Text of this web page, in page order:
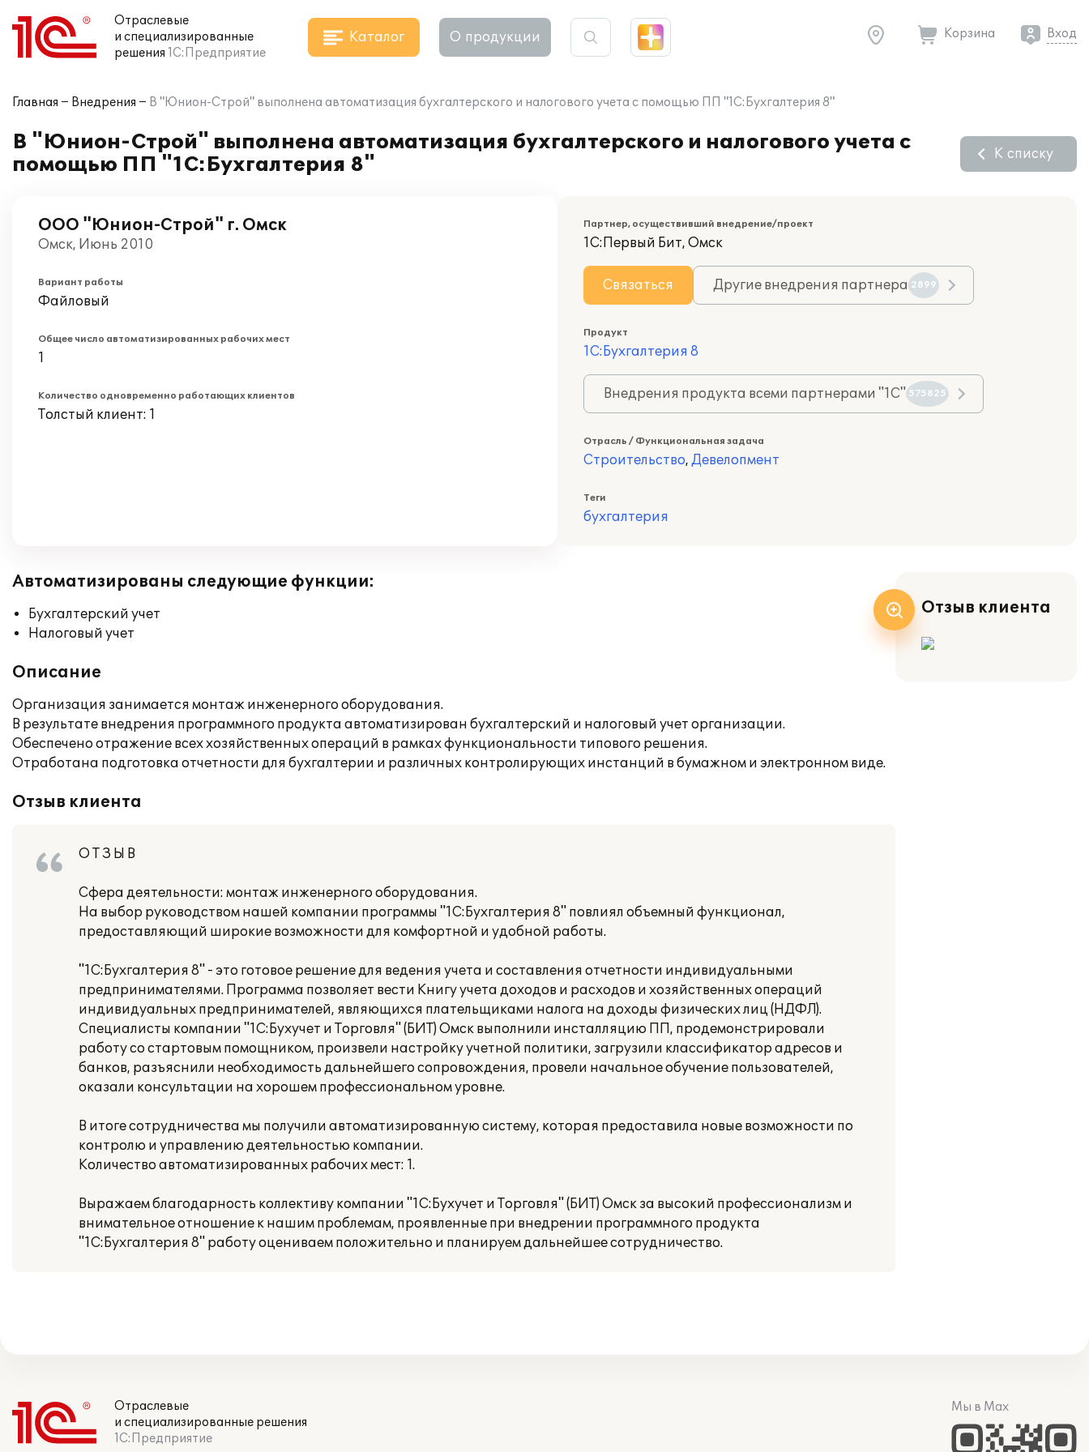
Отраслевые
и специализированные
решения 1С:Предприятие
Каталог О продукции Корзина Вход
Главная Внедрения В "Юнион-Строй" выполнена автоматизация бухгалтерского и налогового учета с помощью ПП "1С:Бухгалтерия 8"
В "Юнион-Строй" выполнена автоматизация бухгалтерского и налогового учета с
помощью ПП "1С:Бухгалтерия 8"
К списку
ООО "Юнион-Строй" г. Омск
Омск, Июнь 2010
Вариант работы
Файловый
Общее число автоматизированных рабочих мест
1
Количество одновременно работающих клиентов
Толстый клиент: 1
Партнер, осуществивший внедрение/проект
1С:Первый Бит, Омск
Связаться Другие внедрения партнера 2899
Продукт
1С:Бухгалтерия 8
Внедрения продукта всеми партнерами "1С" 575825
Отрасль / Функциональная задача
Строительство, Девелопмент
Теги
бухгалтерия
Автоматизированы следующие функции:
Бухгалтерский учет
Налоговый учет
Описание
Организация занимается монтаж инженерного оборудования.
В результате внедрения программного продукта автоматизирован бухгалтерский и налоговый учет организации.
Обеспечено отражение всех хозяйственных операций в рамках функциональности типового решения.
Отработана подготовка отчетности для бухгалтерии и различных контролирующих инстанций в бумажном и электронном виде.
Отзыв клиента
О Т З Ы В
Сфера деятельности: монтаж инженерного оборудования.
На выбор руководством нашей компании программы "1С:Бухгалтерия 8" повлиял объемный функционал,
предоставляющий широкие возможности для комфортной и удобной работы.
"1С:Бухгалтерия 8" - это готовое решение для ведения учета и составления отчетности индивидуальными
предпринимателями. Программа позволяет вести Книгу учета доходов и расходов и хозяйственных операций
индивидуальных предпринимателей, являющихся плательщиками налога на доходы физических лиц (НДФЛ).
Специалисты компании "1С:Бухучет и Торговля" (БИТ) Омск выполнили инсталляцию ПП, продемонстрировали
работу со стартовым помощником, произвели настройку учетной политики, загрузили классификатор адресов и
банков, разъяснили необходимость дальнейшего сопровождения, провели начальное обучение пользователей,
оказали консультации на хорошем профессиональном уровне.
В итоге сотрудничества мы получили автоматизированную систему, которая предоставила новые возможности по
контролю и управлению деятельностью компании.
Количество автоматизированных рабочих мест: 1.
Выражаем благодарность коллективу компании "1С:Бухучет и Торговля" (БИТ) Омск за высокий профессионализм и
внимательное отношение к нашим проблемам, проявленные при внедрении программного продукта
"1С:Бухгалтерия 8" работу оцениваем положительно и планируем дальнейшее сотрудничество.
Отзыв клиента
Отраслевые
и специализированные решения
1С:Предприятие
Мы в Max